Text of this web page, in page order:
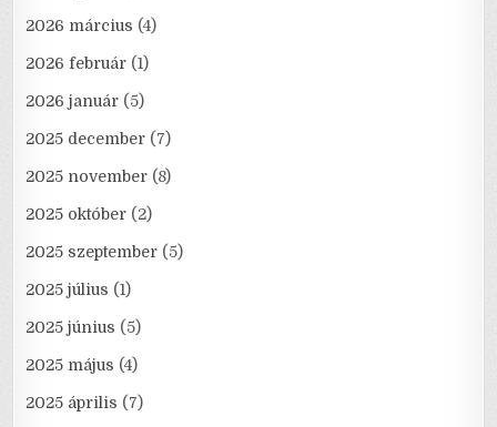
2026 március (4)
2026 február (1)
2026 január (5)
2025 december (7)
2025 november (8)
2025 október (2)
2025 szeptember (5)
2025 július (1)
2025 június (5)
2025 május (4)
2025 április (7)